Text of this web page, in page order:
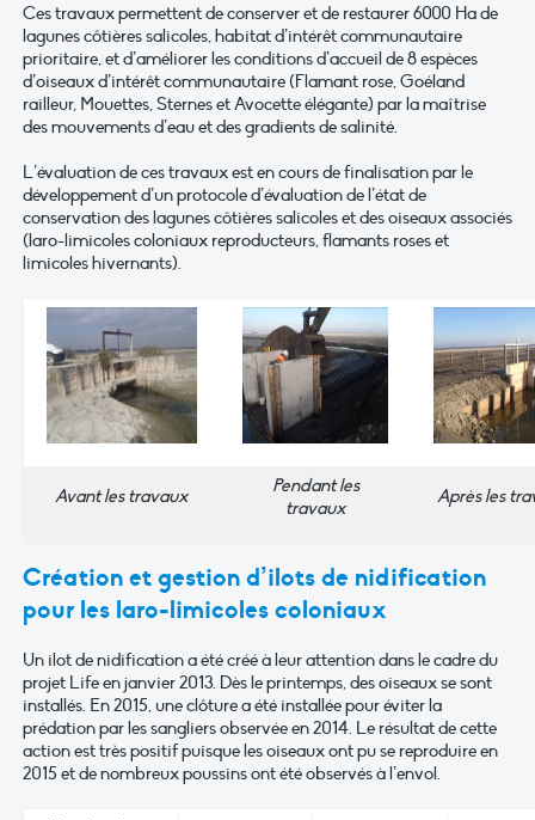
Ces travaux permettent de conserver et de restaurer 6000 Ha de
lagunes côtières salicoles, habitat d’intérêt communautaire
prioritaire, et d’améliorer les conditions d’accueil de 8 espèces
d’oiseaux d’intérêt communautaire (Flamant rose, Goéland
railleur, Mouettes, Sternes et Avocette élégante) par la maîtrise
des mouvements d’eau et des gradients de salinité.
L’évaluation de ces travaux est en cours de finalisation par le
développement d’un protocole d’évaluation de l’état de
conservation des lagunes côtières salicoles et des oiseaux associés
(laro-limicoles coloniaux reproducteurs, flamants roses et
limicoles hivernants).
Avant les travaux
Pendant les
travaux
Après les
Création et gestion d’ilots de nidification
pour les laro-limicoles coloniaux
Un ilot de nidification a été créé à leur attention dans le cadre du
projet Life en janvier 2013. Dès le printemps, des oiseaux se sont
installés. En 2015, une clôture a été installée pour éviter la
prédation par les sangliers observée en 2014. Le résultat de cette
action est très positif puisque les oiseaux ont pu se reproduire en
2015 et de nombreux poussins ont été observés à l’envol.